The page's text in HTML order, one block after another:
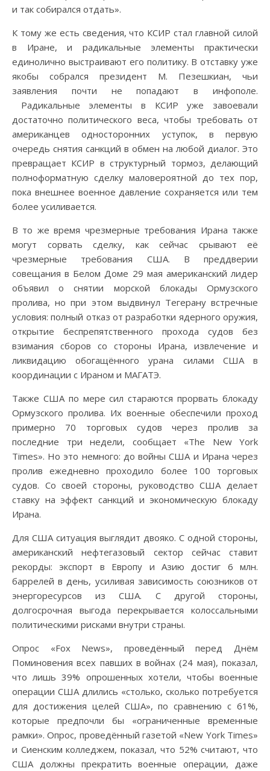
и так собирался отдать».
К тому же есть сведения, что КСИР стал главной силой
в Иране, и радикальные элементы практически
единолично выстраивают его политику. В отставку уже
якобы собрался президент М. Пезешкиан, чьи
заявления почти не попадают в инфополе.
Радикальные элементы в КСИР уже завоевали
достаточно политического веса, чтобы требовать от
американцев односторонних уступок, в первую
очередь снятия санкций в обмен на любой диалог. Это
превращает КСИР в структурный тормоз, делающий
полноформатную сделку маловероятной до тех пор,
пока внешнее военное давление сохраняется или тем
более усиливается.
В то же время чрезмерные требования Ирана также
могут сорвать сделку, как сейчас срывают её
чрезмерные требования США. В преддверии
совещания в Белом Доме 29 мая американский лидер
объявил о снятии морской блокады Ормузского
пролива, но при этом выдвинул Тегерану встречные
условия: полный отказ от разработки ядерного оружия,
открытие беспрепятственного прохода судов без
взимания сборов со стороны Ирана, извлечение и
ликвидацию обогащённого урана силами США в
координации с Ираном и МАГАТЭ.
Также США по мере сил стараются прорвать блокаду
Ормузского пролива. Их военные обеспечили проход
примерно 70 торговых судов через пролив за
последние три недели, сообщает «The New York
Times». Но это немного: до войны США и Ирана через
пролив ежедневно проходило более 100 торговых
судов. Со своей стороны, руководство США делает
ставку на эффект санкций и экономическую блокаду
Ирана.
Для США ситуация выглядит двояко. С одной стороны,
американский нефтегазовый сектор сейчас ставит
рекорды: экспорт в Европу и Азию достиг 6 млн.
баррелей в день, усиливая зависимость союзников от
энергоресурсов из США. С другой стороны,
долгосрочная выгода перекрывается колоссальными
политическими рисками внутри страны.
Опрос «Fox News», проведённый перед Днём
Поминовения всех павших в войнах (24 мая), показал,
что лишь 39% опрошенных хотели, чтобы военные
операции США длились «столько, сколько потребуется
для достижения целей США», по сравнению с 61%,
которые предпочли бы «ограниченные временные
рамки». Опрос, проведённый газетой «New York Times»
и Сиенским колледжем, показал, что 52% считают, что
США должны прекратить военные операции, даже